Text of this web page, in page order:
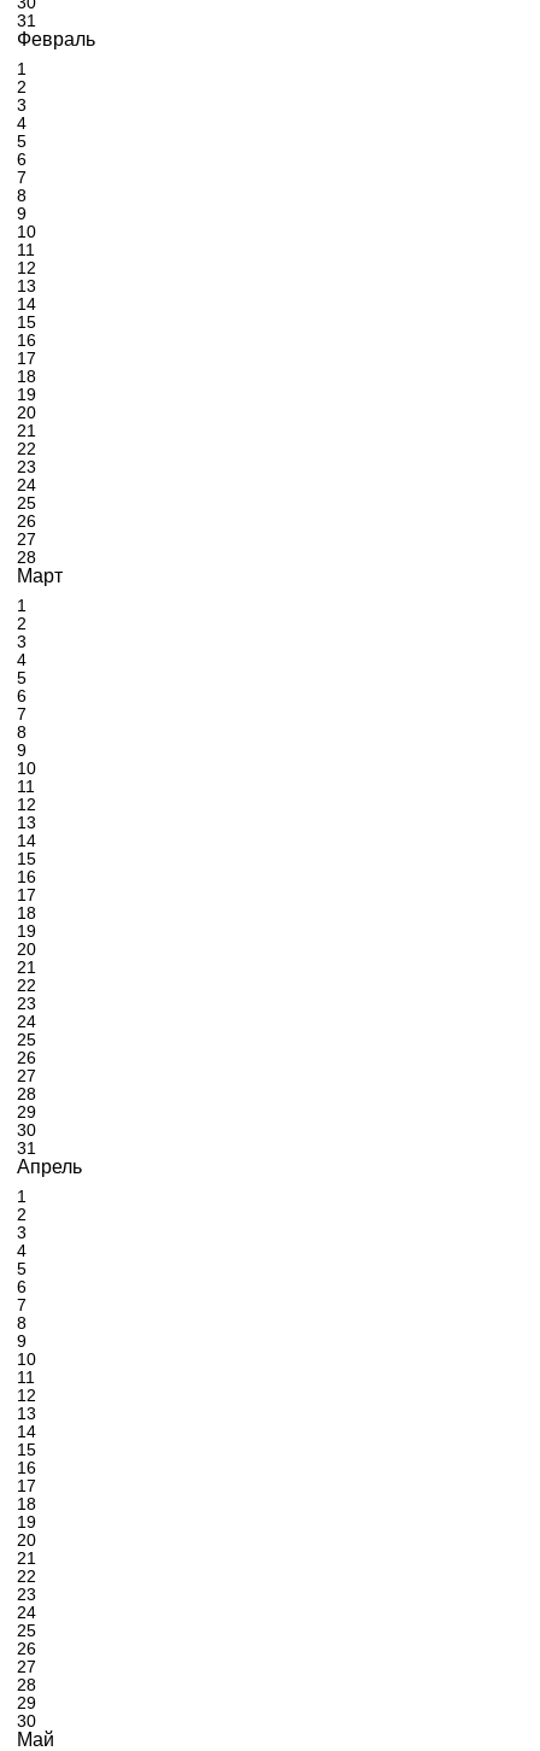
31
Февраль
1
2
3
4
5
6
7
8
9
10
11
12
13
14
15
16
17
18
19
20
21
22
23
24
25
26
27
28
Март
1
2
3
4
5
6
7
8
9
10
11
12
13
14
15
16
17
18
19
20
21
22
23
24
25
26
27
28
29
30
31
Апрель
1
2
3
4
5
6
7
8
9
10
11
12
13
14
15
16
17
18
19
20
21
22
23
24
25
26
27
28
29
30
Май